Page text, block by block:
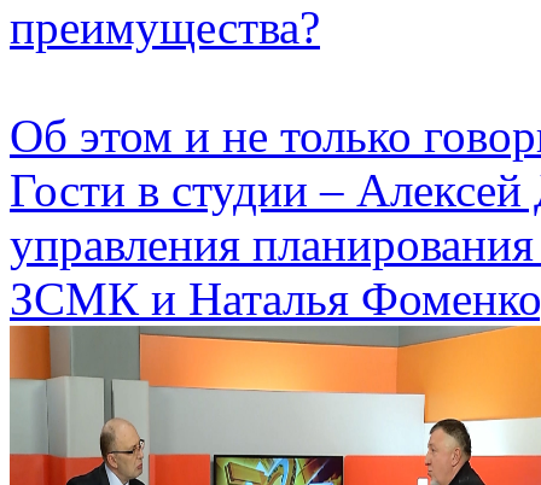
преимущества?
Об этом и не только
Гости в студии –
управления
ЗСМК и Наталья